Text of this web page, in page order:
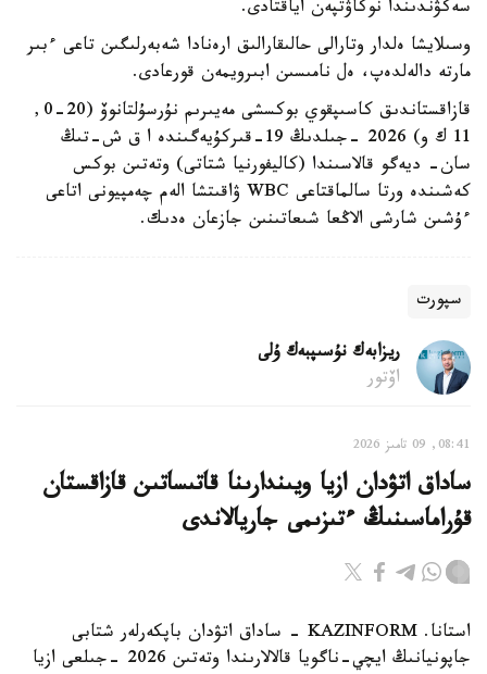
سەكۋندىندا نوكاۋتپەن اياقتادى.
وسىلايشا ەلدار وتارالى حالىقارالىق ارەنادا شەبەرلىگىن تاعى ءبىر
مارتە دالەلدەپ، ەل نامىسىن ابىرويمەن قورعادى.
قازاقستاندىق كاسىپقوي بوكسشى مەيىرىم نۇرسۇلتانوۆ (20-0,
11 ك و) 2026 -جىلدىڭ 19-قىركۇيەگىندە ا ق ش-تىڭ
سان- ديەگو قالاسىندا (كاليفورنيا شتاتى) وتەتىن بوكس
كەشىندە ورتا سالماقتاعى WBC ۋاقىتشا الەم چەمپيونى اتاعى
ءۇشىن شارشى الاڭعا شىعاتىنىن جازعان ەدىك.
سپورت
ريزابەك نۇسىپبەك ۇلى
اۆتور
08:41, 09 تامىز 2026
ساداق اتۋدان ازيا ويىندارىنا قاتىساتىن قازاقستان
قۇراماسىنىڭ ءتىزىمى جاريالاندى
استانا. KAZINFORM - ساداق اتۋدان باپكەرلەر شتابى
جاپونيانىڭ ايچي-ناگويا قالالارىندا وتەتىن 2026 -جىلعى ازيا